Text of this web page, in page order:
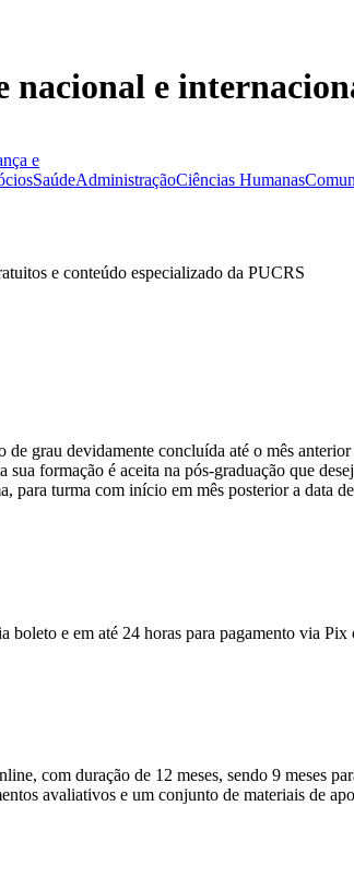
nacional e
e
SaúdeAdministraçãoCiências Humanas
e conteúdo especializado da PUCRS
grau devidamente concluída até o mês
formação é aceita na pós-graduação que
para turma com início em mês posterior a data
e em até 24 horas para pagamento via
com duração de 12 meses, sendo 9 meses
avaliativos e um conjunto de materiais de